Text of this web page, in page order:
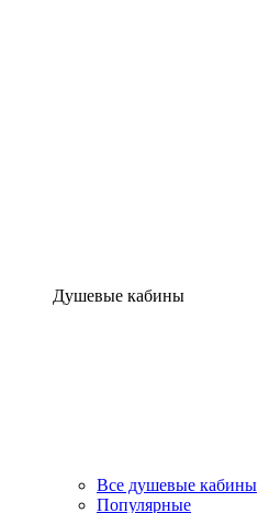
Душевые кабины
Все душевые кабины
Популярные